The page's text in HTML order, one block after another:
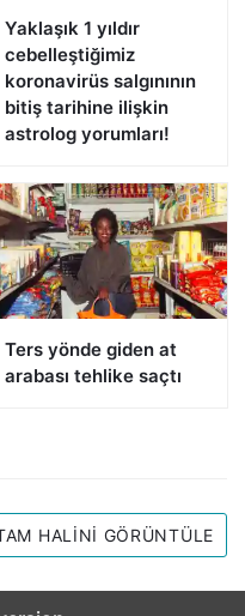
Yaklaşık 1 yıldır
cebelleştiğimiz
koronavirüs salgınının
bitiş tarihine ilişkin
astrolog yorumları!
Ters yönde giden at
arabası tehlike saçtı
HALINI GÖRÜNTÜLE